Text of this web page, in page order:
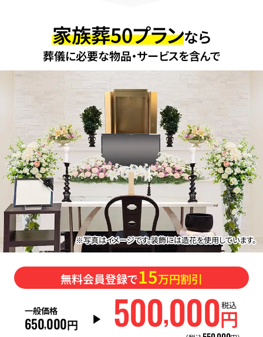
家族葬50プランなら
葬儀に必要な物品・サービスを含んで
※写真はイメージです。装飾には造花を使用しています。
無料会員登録で15万円割引
一般価格
650,000円 500,000円
税込